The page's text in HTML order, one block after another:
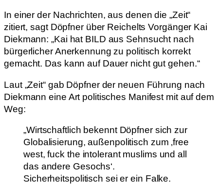
In einer der Nachrichten, aus denen die „Zeit“
zitiert, sagt Döpfner über Reichelts Vorgänger Kai
Diekmann: „Kai hat BILD aus Sehnsucht nach
bürgerlicher Anerkennung zu politisch korrekt
gemacht. Das kann auf Dauer nicht gut gehen.“
Laut „Zeit“ gab Döpfner der neuen Führung nach
Diekmann eine Art politisches Manifest mit auf dem
Weg:
„Wirtschaftlich bekennt Döpfner sich zur
Globalisierung, außenpolitisch zum ‚free
west, fuck the intolerant muslims und all
das andere Gesochs‘.
Sicherheitspolitisch sei er ein Falke.